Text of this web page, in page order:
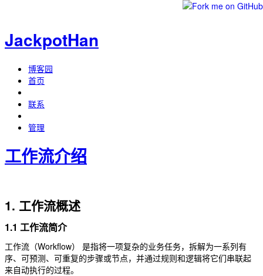
JackpotHan
博客园
首页
联系
管理
工作流介绍
1. 工作流概述
1.1 工作流简介
工作流（Workflow） 是指将一项复杂的业务任务，拆解为一系列有
序、可预测、可重复的步骤或节点，并通过规则和逻辑将它们串联起
来自动执行的过程。